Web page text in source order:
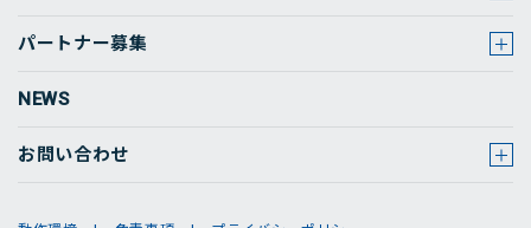
パートナー募集
NEWS
お問い合わせ